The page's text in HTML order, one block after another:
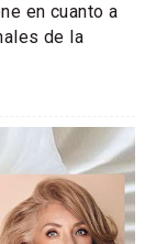
en cuanto a
de la